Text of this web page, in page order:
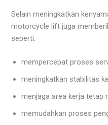
Selain meningkatkan
motorcycle lift juga
seperti:
mempercepat proses
meningkatkan stabilitas
menjaga area kerja tetap
memudahkan proses